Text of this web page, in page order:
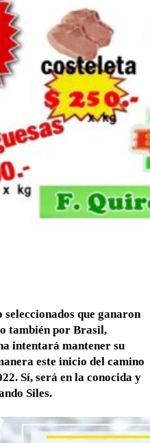
que ganaron
también por Brasil,
intentará mantener su
este inicio del camino
Sí, será en la conocida y
Siles.